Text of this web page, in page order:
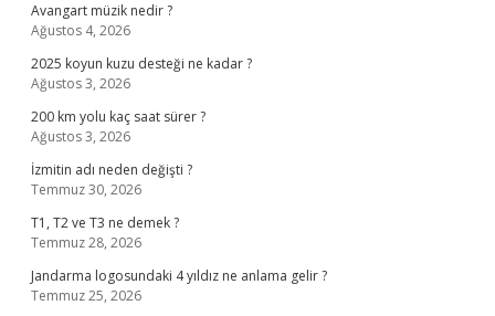
Avangart müzik nedir ?
Ağustos 4, 2026
2025 koyun kuzu desteği ne kadar ?
Ağustos 3, 2026
200 km yolu kaç saat sürer ?
Ağustos 3, 2026
İzmitin adı neden değişti ?
Temmuz 30, 2026
T1, T2 ve T3 ne demek ?
Temmuz 28, 2026
Jandarma logosundaki 4 yıldız ne anlama gelir ?
Temmuz 25, 2026